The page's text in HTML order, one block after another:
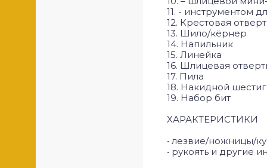
11. - инструментом
12. Крестовая
13. Шило/кёрнер
14. Напильник
15. Линейка
16. Шлицевая
17. Пила
18. Накидной
19. Набор бит
ХАРАКТЕРИСТИКИ
• лезвие/ножницы/
• рукоять и другие